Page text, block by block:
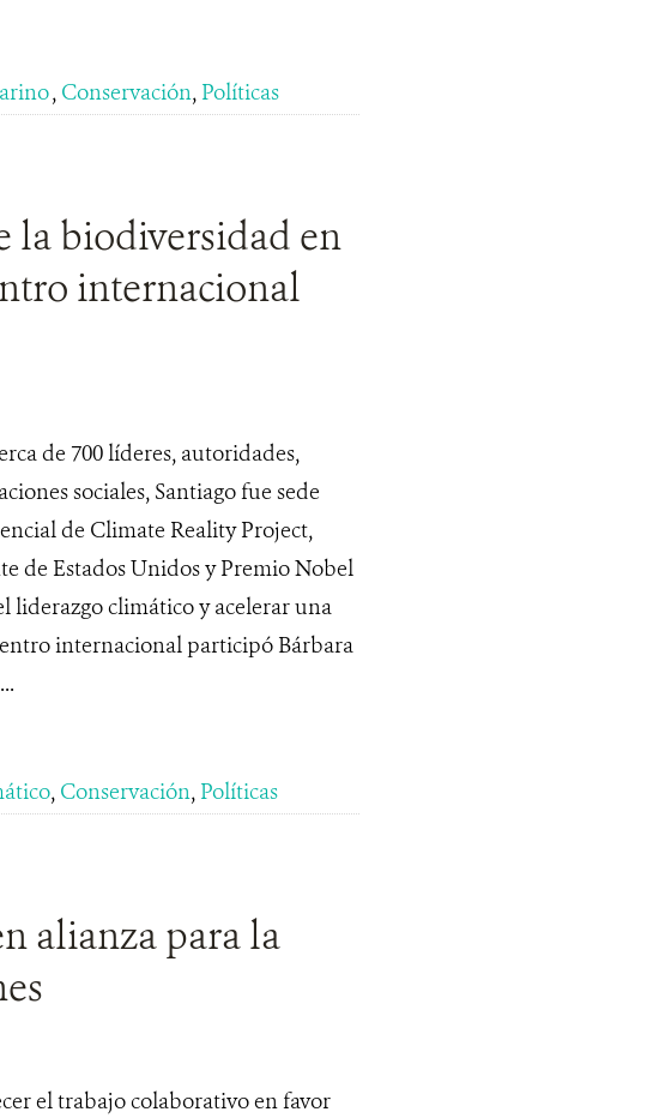
, Conservación, Políticas
la biodiversidad en
internacional
de 700 líderes, autoridades,
sociales, Santiago fue sede
de Climate Reality Project,
de Estados Unidos y Premio Nobel
liderazgo climático y acelerar una
internacional participó Bárbara
, Conservación, Políticas
alianza para la
el trabajo colaborativo en favor